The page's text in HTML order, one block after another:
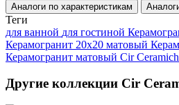
Аналоги по характеристикам
Теги
для ванной для гостиной
Керамогранит 20x20 матовый
Керамогранит матовый Cir
Другие коллекции Cir